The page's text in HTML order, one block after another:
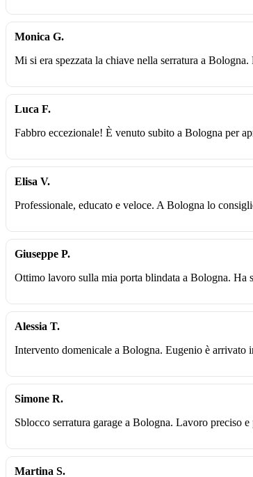
Monica G.
Mi si era spezzata la chiave nella serratura a
Luca F.
Fabbro eccezionale! È venuto subito a Bologna per
Elisa V.
Professionale, educato e veloce. A Bologna lo
Giuseppe P.
Ottimo lavoro sulla mia porta blindata a Bologna. Ha
Alessia T.
Intervento domenicale a Bologna. Eugenio è arrivato
Simone R.
Sblocco serratura garage a Bologna. Lavoro preciso
Martina S.